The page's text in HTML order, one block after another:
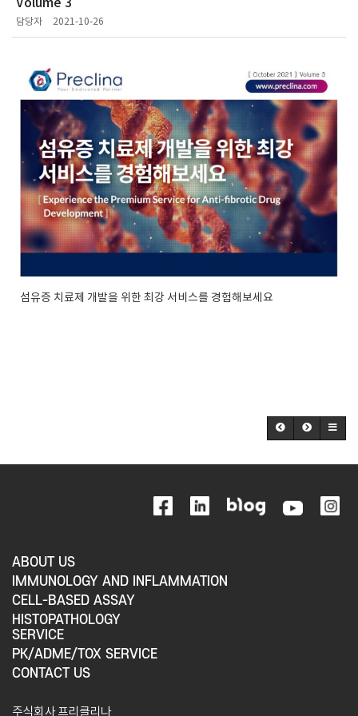
Volume 3
담당자 2021-10-26
섬유증 치료제 개발을 위한 최강 서비스를 경험해보세요
ABOUT US
IMMUNOLOGY AND INFLAMMATION
CELL-BASED ASSAY
HISTOPATHOLOGY
SERVICE
PK/ADME/TOX SERVICE
CONTACT US
주식회사 프리클리나